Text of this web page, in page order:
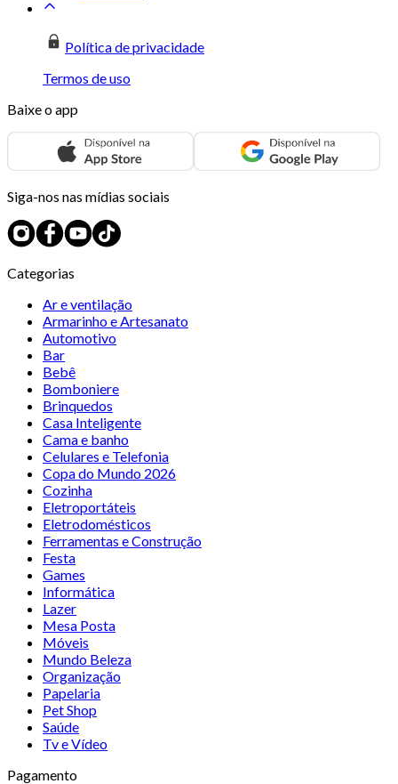
Política de privacidade
Termos de uso
Baixe o app
Siga-nos nas mídias sociais
Categorias
Ar e ventilação
Armarinho e Artesanato
Automotivo
Bar
Bebê
Bomboniere
Brinquedos
Casa Inteligente
Cama e banho
Celulares e Telefonia
Copa do Mundo 2026
Cozinha
Eletroportáteis
Eletrodomésticos
Ferramentas e Construção
Festa
Games
Informática
Lazer
Mesa Posta
Móveis
Mundo Beleza
Organização
Papelaria
Pet Shop
Saúde
Tv e Vídeo
Pagamento